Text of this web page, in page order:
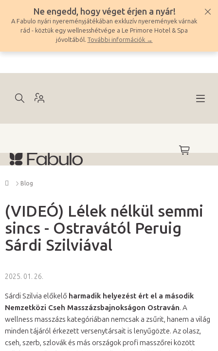
tartalomhoz
Ne engedd, hogy véget érjen a nyár!
A Fabulo nyári nyereményjátékában exkluzív nyeremények várnak
rád - köztük egy wellnesshétvége a Le Primore Hotel & Spa
jóvoltából. További információk →
KOSÁR
Kezdőlap
Blog
(VIDEÓ) Lélek nélkül semmi
sincs - Ostravától Peruig
Sárdi Szilviával
2025. 01. 26.
Sárdi Szilvia előkelő harmadik helyezést ért el a második
Nemzetközi Cseh Masszázsbajnokságon Ostraván. A
wellness masszázs kategóriában nemcsak a zsűrit, hanem a világ
minden tájáról érkezett versenytársait is lenyűgözte. Az olasz,
cseh, szerb, szlovák és más országok profi masszőrei között